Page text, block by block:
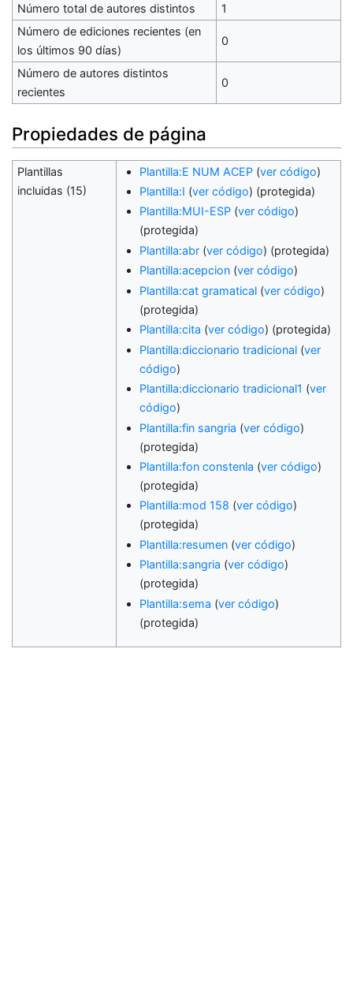
Número total de autores distintos
1
Número de ediciones recientes (en
los últimos 90 días)
0
Número de autores distintos
recientes
0
Propiedades de página
Plantillas
incluidas (15)
Plantilla:E NUM ACEP(ver código)
Plantilla:I (ver código) (protegida)
Plantilla:MUI-ESP(ver código)
(protegida)
Plantilla:abr(ver código) (protegida)
Plantilla:acepcion(ver código)
Plantilla:cat gramatical(ver código)
(protegida)
Plantilla:cita (ver código) (protegida)
Plantilla:diccionario tradicional(ver
código)
Plantilla:diccionario tradicional1 (ver
código)
Plantilla:fin sangria (ver código)
(protegida)
Plantilla:fon constenla (ver código)
(protegida)
Plantilla:mod 158 (ver código)
(protegida)
Plantilla:resumen(ver código)
Plantilla:sangria (ver código)
(protegida)
Plantilla:sema (ver código)
(protegida)